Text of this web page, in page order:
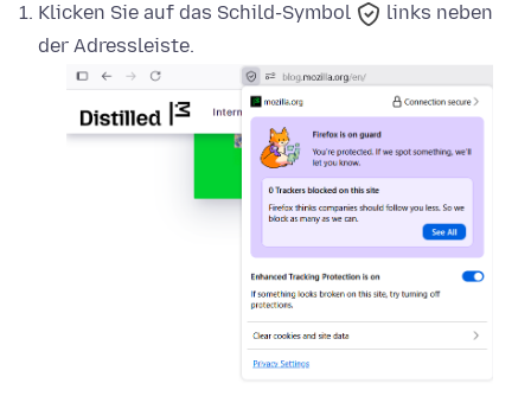
Klicken Sie auf das Schild-Symbol
links neben
der Adressleiste.